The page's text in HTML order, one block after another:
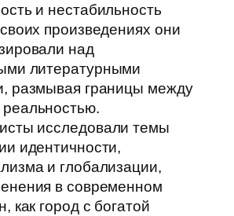
и нестабильность
произведениях они
над
литературными
размывая границы между
исследовали темы
идентичности,
и глобализации,
в современном
как город с богатой